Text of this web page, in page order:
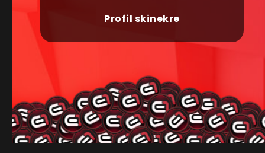
Profil skinekre